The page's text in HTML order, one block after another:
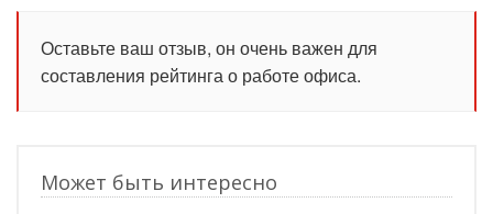
Оставьте ваш отзыв, он очень важен для
составления рейтинга о работе офиса.
Может быть интересно